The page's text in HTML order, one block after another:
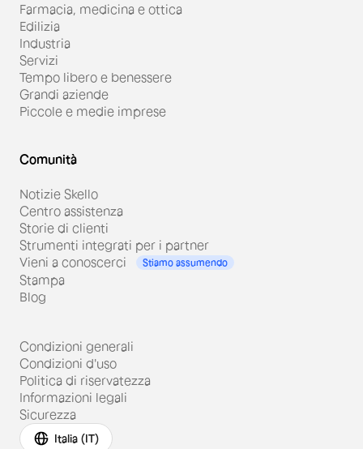
Farmacia, medicina e ottica
Edilizia
Industria
Servizi
Tempo libero e benessere
Grandi aziende
Piccole e medie imprese
Comunità
Notizie Skello
Centro assistenza
Storie di clienti
Strumenti integrati per i partner
Vieni a conoscerci
Stiamo assumendo
Stampa
Blog
Condizioni generali
Condizioni d'uso
Politica di riservatezza
Informazioni legali
Sicurezza
Italia (IT)